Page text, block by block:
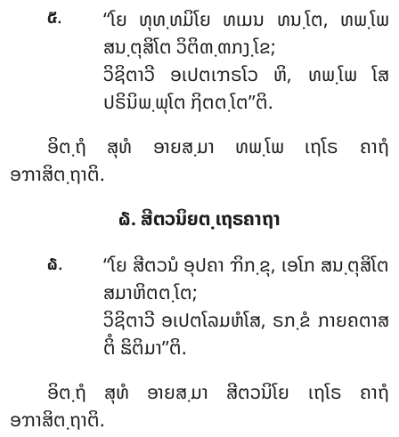
໕. ‘‘ໂຍ ທຸທ຺ທມິໂຍ ທເມນ ທນ຺ໂຕ, ທພ຺ໂພ
ສນ຺ຕຸສິໂຕ ວິຕິຓ຺ຓກງ຺ໂຂ;
ວິຊິຕາວີ ອເປຕເຠຣໂວ ຫິ, ທພ຺ໂພ ໂສ
ປຣິນິພ຺ພຸໂຕ ຐິຕຕ຺ໂຕ’’ຕິ.
ອິຕ຺ຖໍ ສຸທໍ ອາຍສ຺ມາ ທພ຺ໂພ ເຖໂຣ ຄາຖໍ
ອຠາສິຕ຺ຖາຕິ.
໖. ສີຕວນິຍຕ຺ເຖຣຄາຖາ
໖. ‘‘ໂຍ ສີຕວນໍ ອຸປຄາ ຠິກ຺ຂຸ, ເອໂກ ສນ຺ຕຸສິໂຕ
ສມາຫິຕຕ຺ໂຕ;
ວິຊິຕາວີ ອເປຕໂລມຫໍໂສ, ຣກ຺ຂໍ ກາຍຄຕາສ
ຕິໍ ຘິຕິມາ’’ຕິ.
ອິຕ຺ຖໍ ສຸທໍ ອາຍສ຺ມາ ສີຕວນິໂຍ ເຖໂຣ ຄາຖໍ
ອຠາສິຕ຺ຖາຕິ.